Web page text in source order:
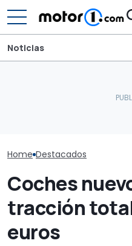
Noticias
Home Destacados
Coches
tracción
euros